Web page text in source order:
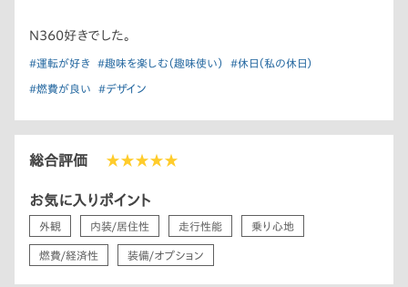
N360好きでした。
#運転が好き #趣味を楽しむ（趣味使い） #休日（私の休日）
#燃費が良い #デザイン
総合評価 ★★★★★
お気に入りポイント
外観 内装/居住性 走行性能 乗り心地
燃費/経済性 装備/オプション